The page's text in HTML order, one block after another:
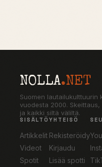
NOLLA.NET
Suomen lautailukulttuurin
vuodesta 2000.
ja kaikki siltä väliltä.
SISÄLTÖ
Artikkelit
Videot
Spotit
YHTEISÖ
Rekisteröidy
Kirjaudu
Lisää spotti